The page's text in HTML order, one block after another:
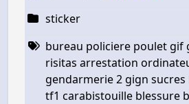
sticker
bureau policiere poulet gif
risitas arrestation
gendarmerie 2 gign
tf1 carabistouille blessure